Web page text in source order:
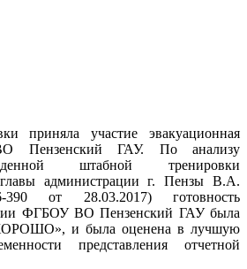
приняла участие эвакуационная
Пензенский ГАУ. По анализу
штабной тренировки
администрации г. Пензы В.А.
от 28.03.2017) готовность
ФГБОУ ВО Пензенский ГАУ была
и была оценена в лучшую
представления отчетной